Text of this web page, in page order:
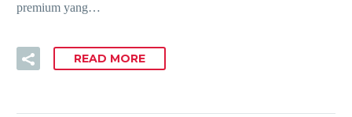
premium yang…
READ MORE